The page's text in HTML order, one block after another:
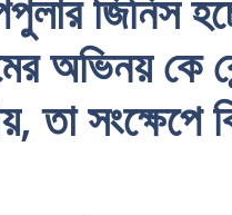
অভিনয় কে
তা সংক্ষেপে